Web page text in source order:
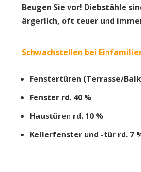
Beugen Sie vor! Diebstähle
ärgerlich, oft teuer und
Schwachstellen bei
Fenstertüren (Terrasse/
Fenster rd. 40 %
Haustüren rd. 10 %
Kellerfenster und -tür rd. 7